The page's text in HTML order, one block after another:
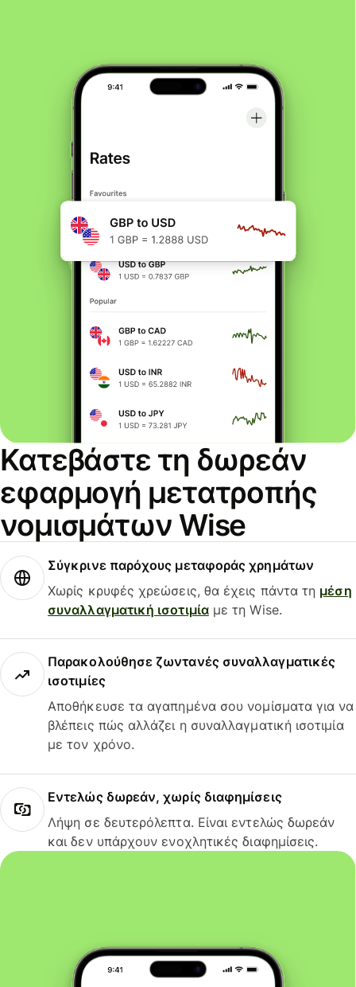
Κατεβάστε τη δωρεάν
εφαρμογή μετατροπής
νομισμάτων Wise
Σύγκρινε παρόχους μεταφοράς χρημάτων
Χωρίς κρυφές χρεώσεις, θα έχεις πάντα τη μέση
συναλλαγματική ισοτιμίαμε τη Wise.
Παρακολούθησε ζωντανές συναλλαγματικές
ισοτιμίες
Αποθήκευσε τα αγαπημένα σου νομίσματα για να
βλέπεις πώς αλλάζει η συναλλαγματική ισοτιμία
με τον χρόνο.
Εντελώς δωρεάν, χωρίς διαφημίσεις
Λήψη σε δευτερόλεπτα. Είναι εντελώς δωρεάν
και δεν υπάρχουν ενοχλητικές διαφημίσεις.